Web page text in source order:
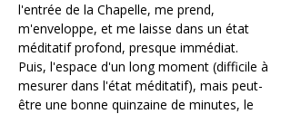
l'entrée de la Chapelle, me prend,
m'enveloppe, et me laisse dans un état
méditatif profond, presque immédiat.
Puis, l'espace d'un long moment (difficile à
mesurer dans l'état méditatif), mais peut-
être une bonne quinzaine de minutes, le